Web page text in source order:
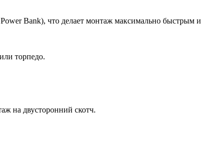
Bank), что делает монтаж максимально быстрым и
торпедо.
на двусторонний скотч.